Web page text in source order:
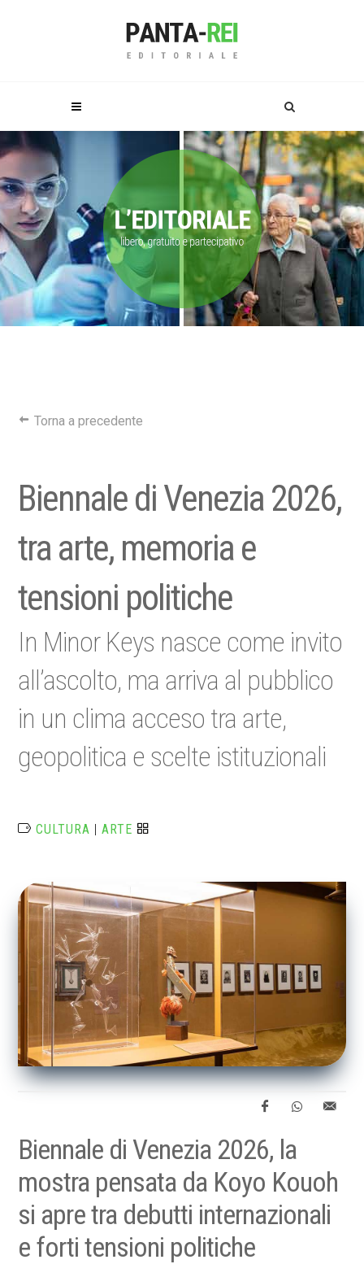
Torna a precedente
Biennale di Venezia 2026,
tra arte, memoria e
tensioni politiche
In Minor Keys nasce come invito
all’ascolto, ma arriva al pubblico
in un clima acceso tra arte,
geopolitica e scelte istituzionali
CULTURA |ARTE
Biennale di Venezia 2026, la
mostra pensata da Koyo Kouoh
si apre tra debutti internazionali
e forti tensioni politiche